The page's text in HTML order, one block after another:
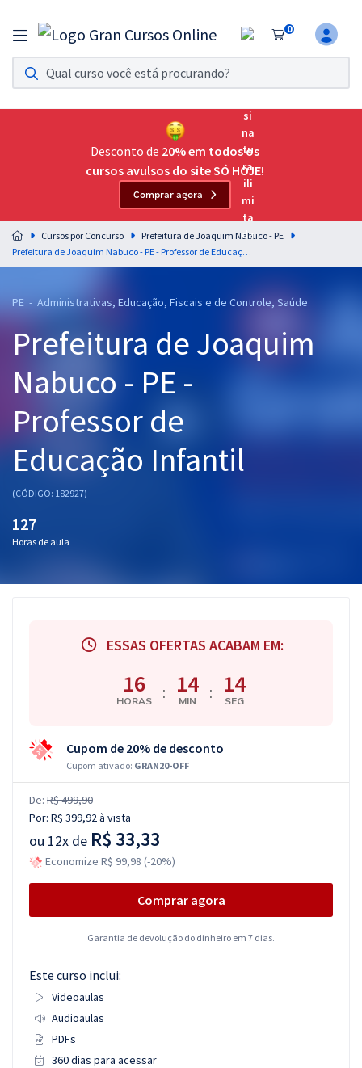
0
Assinatura Ilimitada 11
Acesso a todos os cursos. Teste grátis por 7 dias!
Assinatura OAB Até Passar
Acesso ilimitado a toda preparação para o Exame da
Residências Multiprofissionais
Preparação completa e intensiva para as principais
residências em saúde do Brasil
Cursos 20% OFF
Pós
Graduação
OAB
Questões grátis
Desconto de 20% em todos os
cursos avulsos do site SÓ HOJE!
Comprar agora
Cursos por Concurso
Prefeitura de Joaquim Nabuco - PE
Prefeitura de Joaquim Nabuco - PE - Professor de Educação Infantil
PE - Administrativas, Educação, Fiscais e de Controle, Saúde
Prefeitura de Joaquim
Nabuco - PE -
Professor de
Educação Infantil
(CÓDIGO: 182927)
127
Horas de aula
ESSAS OFERTAS ACABAM EM:
16
HORAS : 14
MIN : 13
SEG
Cupom de 20% de desconto
Cupom ativado: GRAN20-OFF
De: R$ 499,90
Por: R$ 399,92à vista
ou 12x de R$ 33,33
Economize R$ 99,98 (-20%)
Comprar agora
Garantia de devolução do dinheiro em 7 dias.
Este curso inclui:
Videoaulas
Audioaulas
PDFs
360 dias para acessar